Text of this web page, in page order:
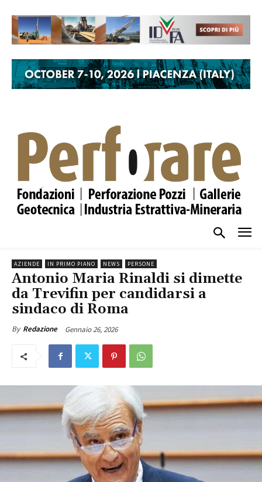
AZIENDE IN PRIMO PIANO NEWS PERSONE
Antonio Maria Rinaldi si dimette
da Trevifin per candidarsi a
sindaco di Roma
By Redazione Gennaio 26, 2026